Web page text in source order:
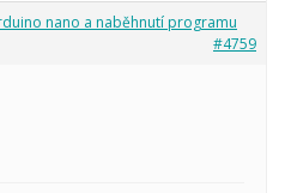
nano a naběhnutí programu
#4759